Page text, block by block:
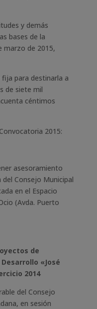
y demás
bases de la
marzo de 2015,
para destinarla a
de siete mil
céntimos
2015:
asesoramiento
del Consejo Municipal
en el Espacio
(Avda. Puerto
de
«José
2014
del Consejo
en sesión